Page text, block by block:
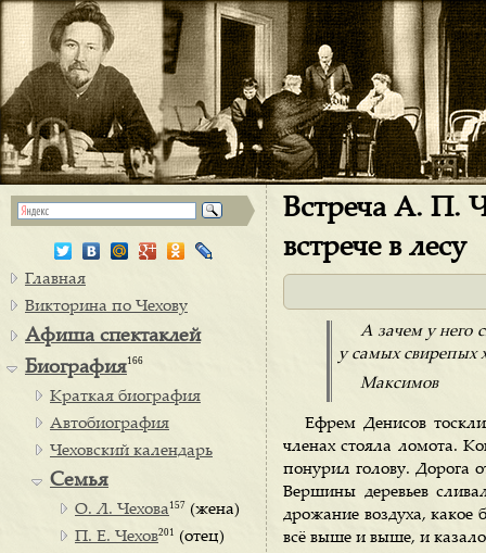
Встреча А. П.
встрече в лесу
А зачем у него
у самых свирепых
Максимов
Ефрем Денисов
членах стояла ломота.
понурил голову. Дорога
Вершины деревьев
дрожание воздуха, какое
всё выше и выше, и
Главная
Викторина по Чехову
Афиша спектаклей
Биография166
Краткая биография
Автобиография
Чеховский календарь
Семья
О. Л. Чехова 157 (жена)
П. Е. Чехов201 (отец)